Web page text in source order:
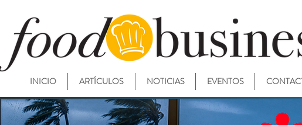
INICIO ARTÍCULOS NOTICIAS EVENTOS